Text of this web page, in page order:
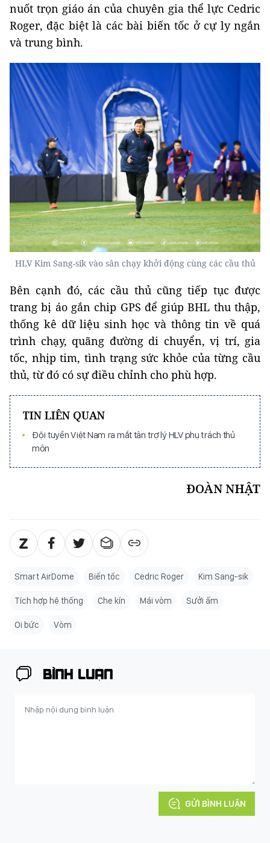
nuốt trọn giáo án của chuyên gia thể lực Cedric
Roger, đặc biệt là các bài biến tốc ở cự ly ngắn
và trung bình.
HLV Kim Sang-sik vào sân chạy khởi động cùng các cầu thủ
Bên cạnh đó, các cầu thủ cũng tiếp tục được
trang bị áo gắn chip GPS để giúp BHL thu thập,
thống kê dữ liệu sinh học và thông tin về quá
trình chạy, quãng đường di chuyển, vị trí, gia
tốc, nhịp tim, tình trạng sức khỏe của từng cầu
thủ, từ đó có sự điều chỉnh cho phù hợp.
TIN LIÊN QUAN
Đội tuyển Việt Nam ra mắt tân trợ lý HLV phụ trách thủ
môn
ĐOÀN NHẬT
Smart AirDome Biến tốc Cedric Roger Kim Sang-sik
Tích hợp hệ thống Che kín Mái vòm Sưởi ấm
Oi bức Vòm
BÌNH LUẬN
GỬI BÌNH LUẬN